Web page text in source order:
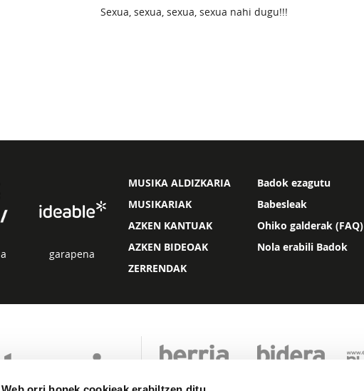
Sexua, sexua, sexua, sexua nahi dugu!!!
garapena
MUSIKA ALDIZKARIA
MUSIKARIAK
AZKEN KANTUAK
AZKEN BIDEOAK
ZERRENDAK
Badok ezagutu
Babesleak
Ohiko galderak (FAQ)
Nola erabili Badok